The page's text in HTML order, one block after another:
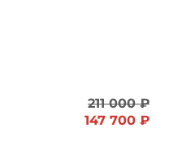
211 000 ₽
147 700 ₽